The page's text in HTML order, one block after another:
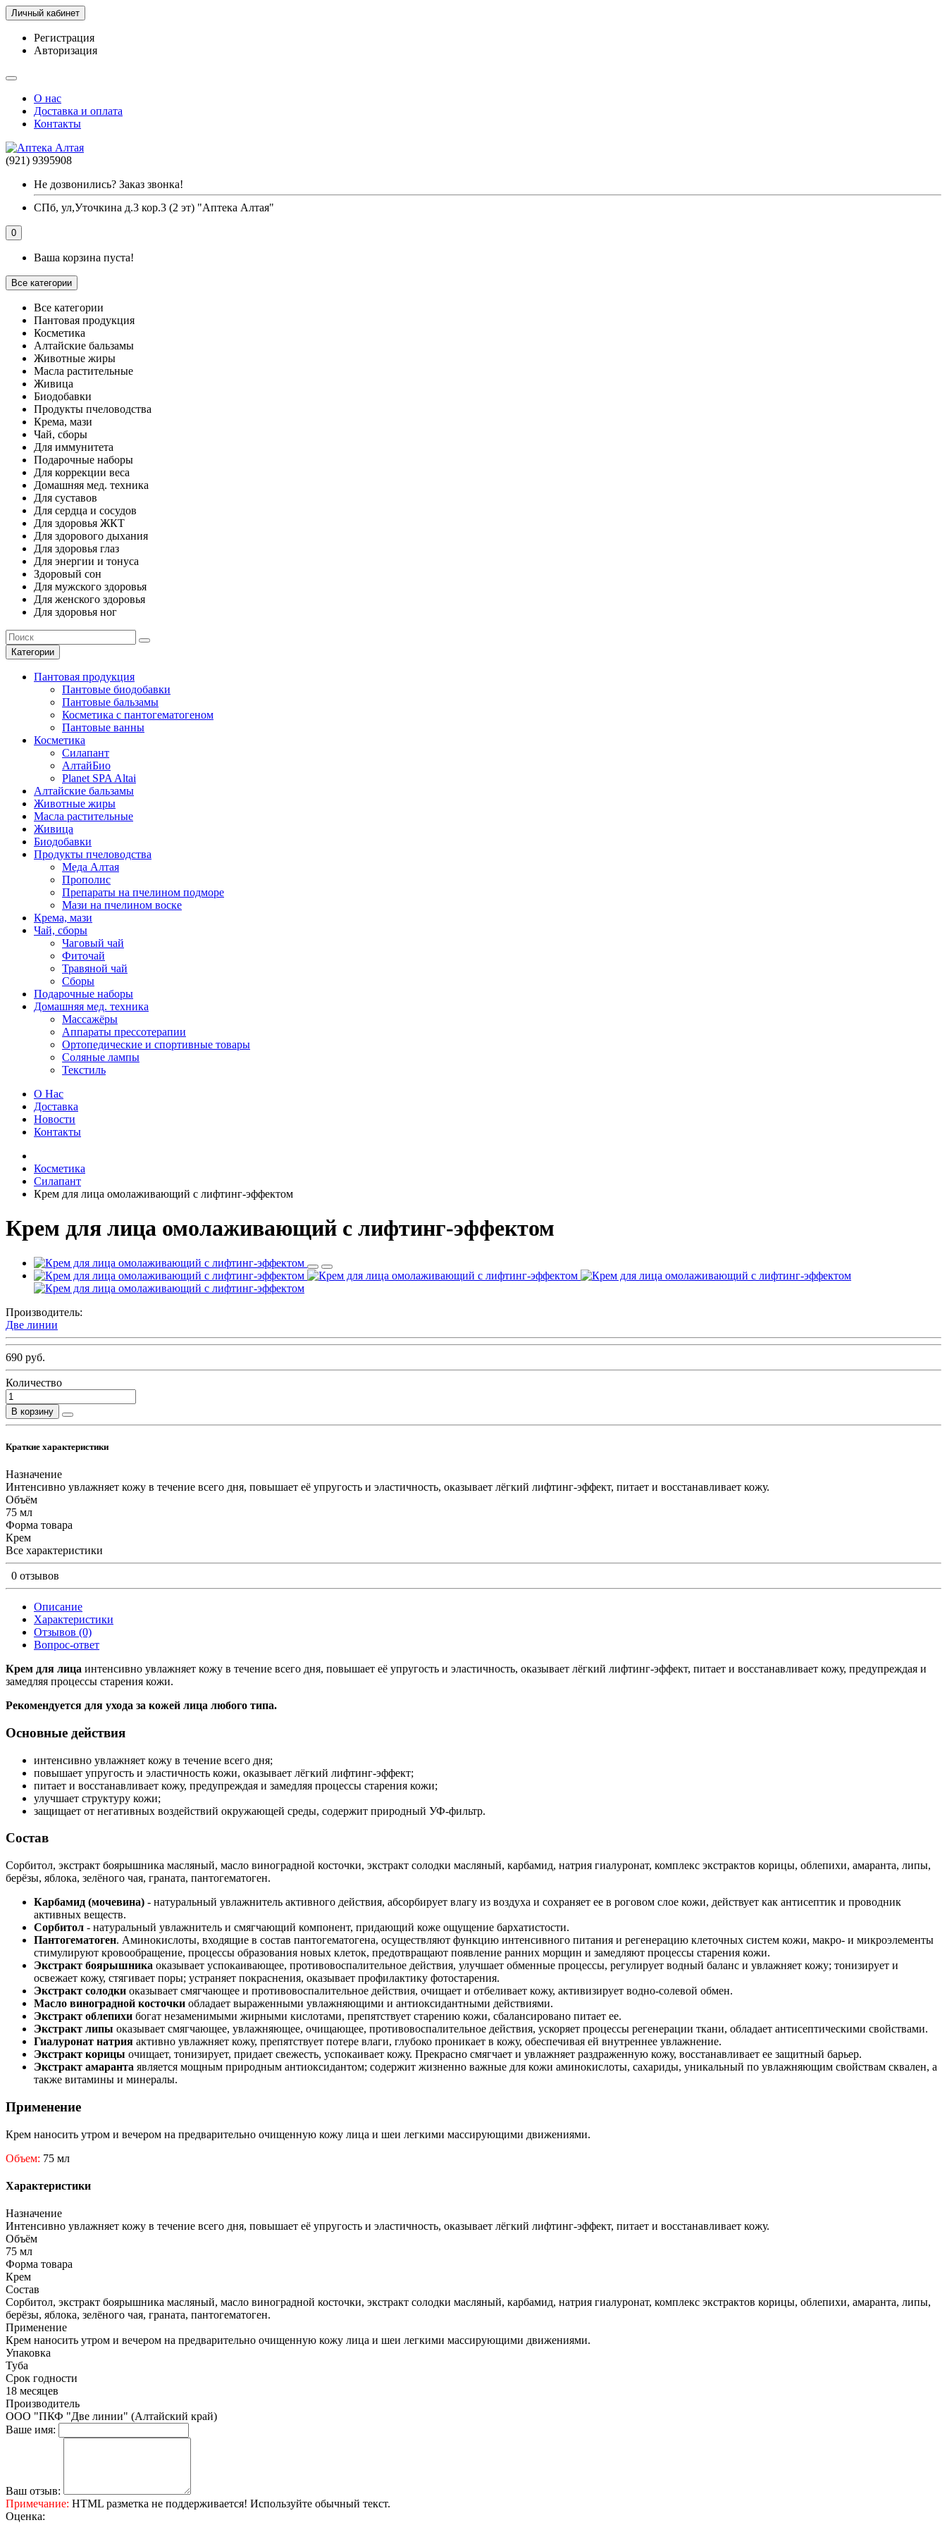
Личный кабинет
Регистрация
Авторизация
О нас
Доставка и оплата
Контакты
(921) 9395908
Не дозвонились? Заказ звонка!
СПб, ул,Уточкина д.3 кор.3 (2 эт) "Аптека Алтая"
0
Ваша корзина пуста!
Все категории
Все категории
Пантовая продукция
Косметика
Алтайские бальзамы
Животные жиры
Масла растительные
Живица
Биодобавки
Продукты пчеловодства
Крема, мази
Чай, сборы
Для иммунитета
Подарочные наборы
Для коррекции веса
Домашняя мед. техника
Для суставов
Для сердца и сосудов
Для здоровья ЖКТ
Для здорового дыхания
Для здоровья глаз
Для энергии и тонуса
Здоровый сон
Для мужского здоровья
Для женского здоровья
Для здоровья ног
Категории
Пантовая продукция
Пантовые биодобавки
Пантовые бальзамы
Косметика с пантогематогеном
Пантовые ванны
Косметика
Силапант
АлтайБио
Planet SPA Altai
Алтайские бальзамы
Животные жиры
Масла растительные
Живица
Биодобавки
Продукты пчеловодства
Меда Алтая
Прополис
Препараты на пчелином подморе
Мази на пчелином воске
Крема, мази
Чай, сборы
Чаговый чай
Фиточай
Травяной чай
Сборы
Подарочные наборы
Домашняя мед. техника
Массажёры
Аппараты прессотерапии
Ортопедические и спортивные товары
Соляные лампы
Текстиль
О Нас
Доставка
Новости
Контакты
Косметика
Силапант
Крем для лица омолаживающий с лифтинг-эффектом
Крем для лица омолаживающий с лифтинг-эффектом
Производитель:
Две линии
690 руб.
Количество
В корзину
Краткие характеристики
Назначение
Интенсивно увлажняет кожу в течение всего дня, повышает её упругость и эластичность, оказывает лёгкий лифтинг-эффект, питает и восстанавливает кожу.
Объём
75 мл
Форма товара
Крем
Все характеристики
0 отзывов
Описание
Характеристики
Отзывов (0)
Вопрос-ответ
Крем для лица интенсивно увлажняет кожу в течение всего дня, повышает её упругость и эластичность, оказывает лёгкий лифтинг-эффект, питает и восстанавливает кожу, предупреждая и
замедляя процессы старения кожи.
Рекомендуется для ухода за кожей лица любого типа.
Основные действия
интенсивно увлажняет кожу в течение всего дня;
повышает упругость и эластичность кожи, оказывает лёгкий лифтинг-эффект;
питает и восстанавливает кожу, предупреждая и замедляя процессы старения кожи;
улучшает структуру кожи;
защищает от негативных воздействий окружающей среды, содержит природный УФ-фильтр.
Состав
Сорбитол, экстракт боярышника масляный, масло виноградной косточки, экстракт солодки масляный, карбамид, натрия гиалуронат, комплекс экстрактов корицы, облепихи, амаранта, липы,
берёзы, яблока, зелёного чая, граната, пантогематоген.
Карбамид (мочевина) - натуральный увлажнитель активного действия, абсорбирует влагу из воздуха и сохраняет ее в роговом слое кожи, действует как антисептик и проводник
активных веществ.
Сорбитол - натуральный увлажнитель и смягчающий компонент, придающий коже ощущение бархатистости.
Пантогематоген. Аминокислоты, входящие в состав пантогематогена, осуществляют функцию интенсивного питания и регенерацию клеточных систем кожи, макро- и микроэлементы
стимулируют кровообращение, процессы образования новых клеток, предотвращают появление ранних морщин и замедляют процессы старения кожи.
Экстракт боярышника оказывает успокаивающее, противовоспалительное действия, улучшает обменные процессы, регулирует водный баланс и увлажняет кожу; тонизирует и
освежает кожу, стягивает поры; устраняет покраснения, оказывает профилактику фотостарения.
Экстракт солодки оказывает смягчающее и противовоспалительное действия, очищает и отбеливает кожу, активизирует водно-солевой обмен.
Масло виноградной косточки обладает выраженными увлажняющими и антиоксидантными действиями.
Экстракт облепихи богат незаменимыми жирными кислотами, препятствует старению кожи, сбалансировано питает ее.
Экстракт липы оказывает смягчающее, увлажняющее, очищающее, противовоспалительное действия, ускоряет процессы регенерации ткани, обладает антисептическими свойствами.
Гиалуронат натрия активно увлажняет кожу, препятствует потере влаги, глубоко проникает в кожу, обеспечивая ей внутреннее увлажнение.
Экстракт корицы очищает, тонизирует, придает свежесть, успокаивает кожу. Прекрасно смягчает и увлажняет раздраженную кожу, восстанавливает ее защитный барьер.
Экстракт амаранта является мощным природным антиоксидантом; содержит жизненно важные для кожи аминокислоты, сахариды, уникальный по увлажняющим свойствам сквален, а
также витамины и минералы.
Применение
Крем наносить утром и вечером на предварительно очищенную кожу лица и шеи легкими массирующими движениями.
Объем: 75 мл
Характеристики
Назначение
Интенсивно увлажняет кожу в течение всего дня, повышает её упругость и эластичность, оказывает лёгкий лифтинг-эффект, питает и восстанавливает кожу.
Объём
75 мл
Форма товара
Крем
Состав
Сорбитол, экстракт боярышника масляный, масло виноградной косточки, экстракт солодки масляный, карбамид, натрия гиалуронат, комплекс экстрактов корицы, облепихи, амаранта, липы,
берёзы, яблока, зелёного чая, граната, пантогематоген.
Применение
Крем наносить утром и вечером на предварительно очищенную кожу лица и шеи легкими массирующими движениями.
Упаковка
Туба
Срок годности
18 месяцев
Производитель
ООО "ПКФ "Две линии" (Алтайский край)
Ваше имя:
Ваш отзыв:
Примечание: HTML разметка не поддерживается! Используйте обычный текст.
Оценка: